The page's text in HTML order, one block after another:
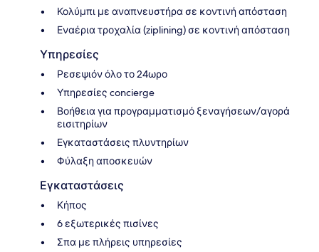
Κολύμπι με αναπνευστήρα σε κοντινή απόσταση
Εναέρια τροχαλία (ziplining) σε κοντινή απόσταση
Υπηρεσίες
Ρεσεψιόν όλο το 24ωρο
Υπηρεσίες concierge
Βοήθεια για προγραμματισμό ξεναγήσεων/αγορά
εισιτηρίων
Εγκαταστάσεις πλυντηρίων
Φύλαξη αποσκευών
Εγκαταστάσεις
Κήπος
6 εξωτερικές πισίνες
Σπα με πλήρεις υπηρεσίες